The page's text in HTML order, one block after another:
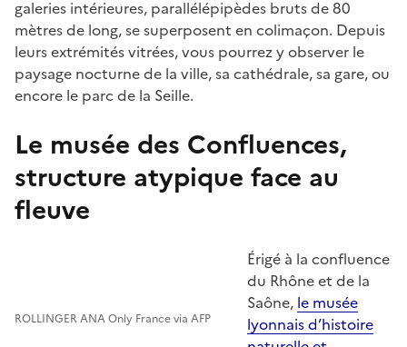
galeries intérieures, parallélépipèdes bruts de 80
mètres de long, se superposent en colimaçon. Depuis
leurs extrémités vitrées, vous pourrez y observer le
paysage nocturne de la ville, sa cathédrale, sa gare, ou
encore le parc de la Seille.
Le musée des Confluences,
structure atypique face au
fleuve
ROLLINGER ANA Only France via AFP
Érigé à la confluence
du Rhône et de la
Saône, le musée
lyonnais d’histoire